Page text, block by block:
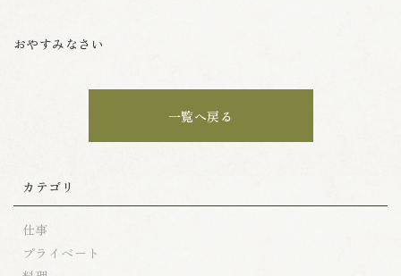
おやすみなさい
一覧へ戻る
カテゴリ
仕事
プライベート